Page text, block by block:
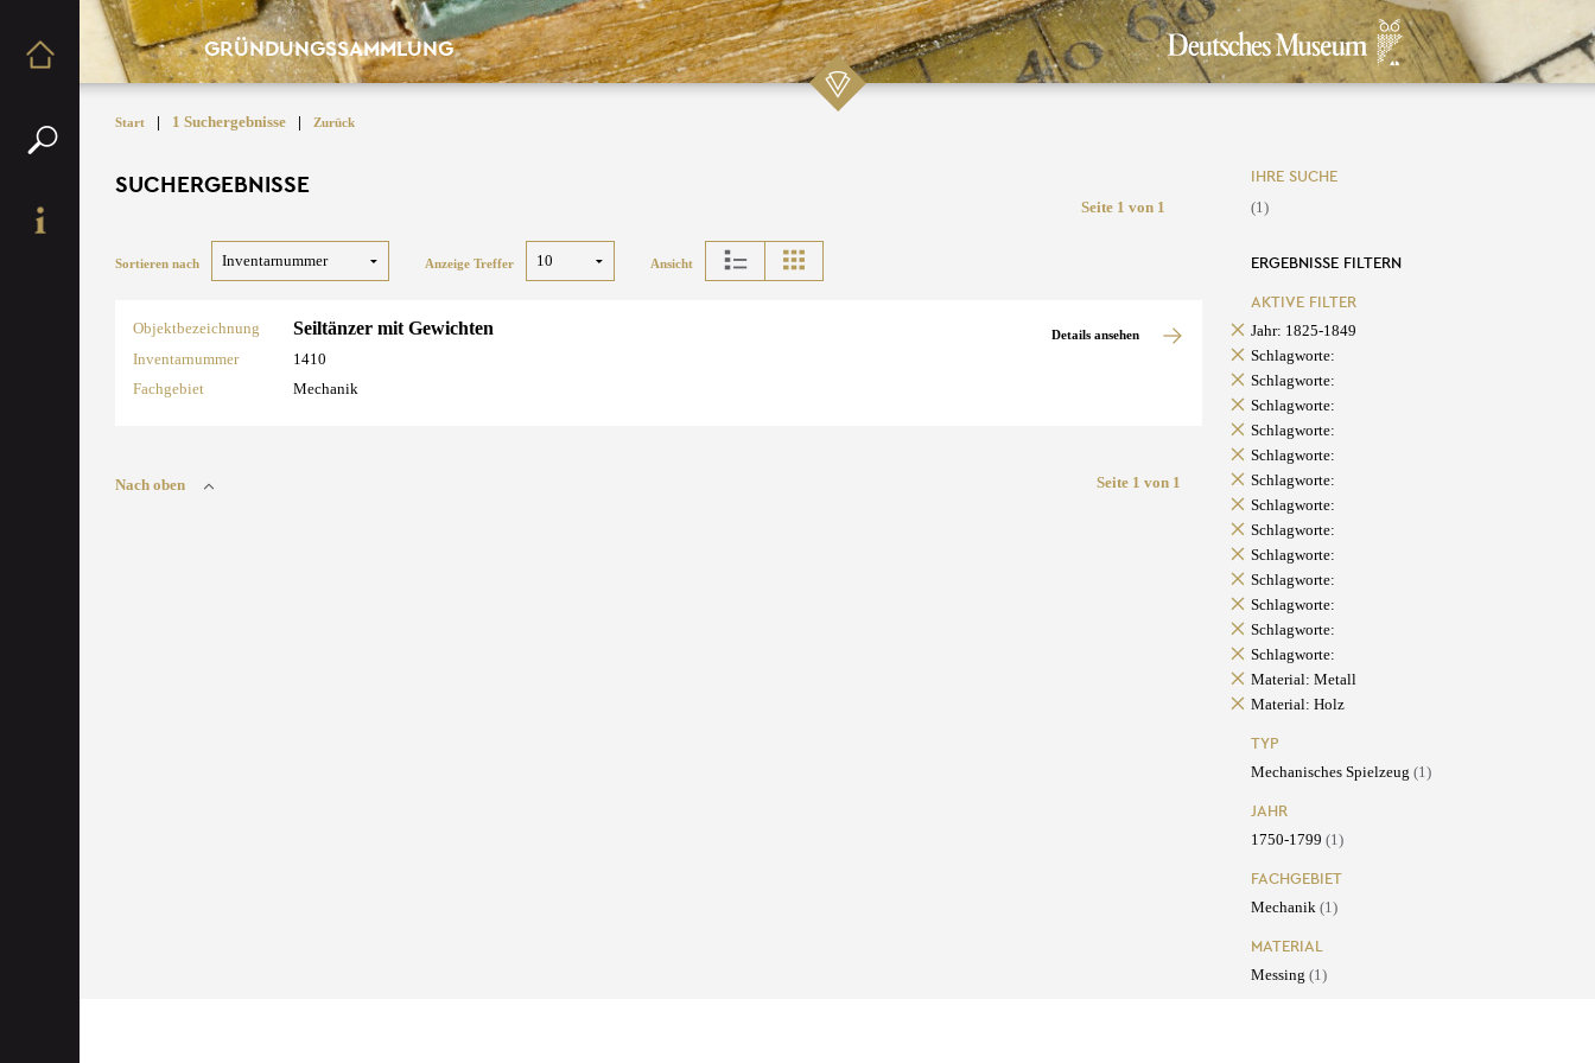
GRÜNDUNGSSAMMLUNG
Start | 1 Suchergebnisse | Zurück
SUCHERGEBNISSE
Seite 1 von 1
Sortieren nach Anzeige Treffer Ansicht
Objektbezeichnung Seiltänzer mit Gewichten
Inventarnummer
1410
Fachgebiet
Mechanik
Details ansehen
Nach oben Seite 1 von 1
IHRE SUCHE
(1)
ERGEBNISSE FILTERN
AKTIVE FILTER
Jahr: 1825-1849
Schlagworte:
Schlagworte:
Schlagworte:
Schlagworte:
Schlagworte:
Schlagworte:
Schlagworte:
Schlagworte:
Schlagworte:
Schlagworte:
Schlagworte:
Schlagworte:
Schlagworte:
Material: Metall
Material: Holz
TYP
Mechanisches Spielzeug (1)
JAHR
1750-1799 (1)
FACHGEBIET
Mechanik (1)
MATERIAL
Messing (1)